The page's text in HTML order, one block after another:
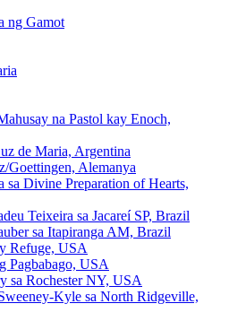
ng Gamot
na Pastol kay Enoch,
de Maria, Argentina
Goettingen, Alemanya
sa Divine Preparation of Hearts,
Teixeira sa Jacareí SP, Brazil
sa Itapiranga AM, Brazil
Refuge, USA
Pagbabago, USA
sa Rochester NY, USA
Kyle sa North Ridgeville,